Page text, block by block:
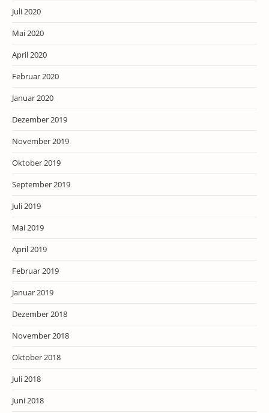
Juli 2020
Mai 2020
April 2020
Februar 2020
Januar 2020
Dezember 2019
November 2019
Oktober 2019
September 2019
Juli 2019
Mai 2019
April 2019
Februar 2019
Januar 2019
Dezember 2018
November 2018
Oktober 2018
Juli 2018
Juni 2018